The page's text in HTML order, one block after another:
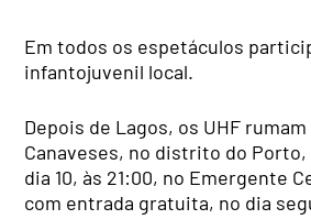
Em todos os espetáculos
infantojuvenil local.
Depois de Lagos, os UHF
Canaveses, no distrito do Porto,
dia 10, às 21:00, no Emergente
com entrada gratuita, no dia